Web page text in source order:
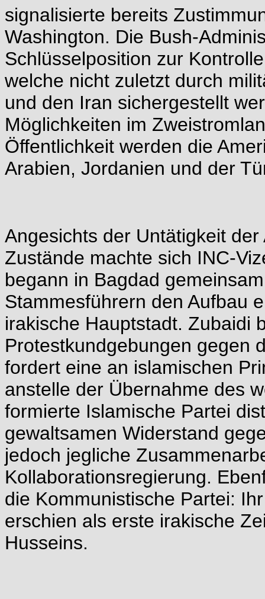
signalisierte bereits
Washington. Die Bush-
Schlüsselposition zur
welche nicht zuletzt durch
und den Iran sichergestellt
Möglichkeiten im
Öffentlichkeit werden die
Arabien, Jordanien und der
Angesichts der Untätigkeit
Zustände machte sich INC-
begann in Bagdad
Stammesführern den Aufbau
irakische Hauptstadt. Zubaidi
Protestkundgebungen gegen
fordert eine an islamischen
anstelle der Übernahme des
formierte Islamische Partei
gewaltsamen Widerstand
jedoch jegliche
Kollaborationsregierung.
die Kommunistische Partei:
erschien als erste irakische
Husseins.